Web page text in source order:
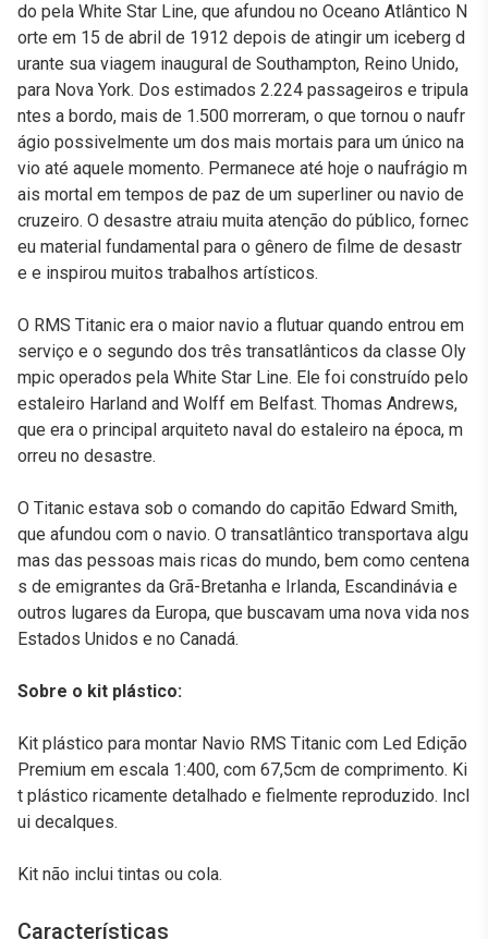
do pela White Star Line, que afundou no Oceano Atlântico N
orte em 15 de abril de 1912 depois de atingir um iceberg d
urante sua viagem inaugural de Southampton, Reino Unido,
para Nova York. Dos estimados 2.224 passageiros e tripula
ntes a bordo, mais de 1.500 morreram, o que tornou o naufr
ágio possivelmente um dos mais mortais para um único na
vio até aquele momento. Permanece até hoje o naufrágio m
ais mortal em tempos de paz de um superliner ou navio de
cruzeiro. O desastre atraiu muita atenção do público, fornec
eu material fundamental para o gênero de filme de desastr
e e inspirou muitos trabalhos artísticos.
O RMS Titanic era o maior navio a flutuar quando entrou em
serviço e o segundo dos três transatlânticos da classe Oly
mpic operados pela White Star Line. Ele foi construído pelo
estaleiro Harland and Wolff em Belfast. Thomas Andrews,
que era o principal arquiteto naval do estaleiro na época, m
orreu no desastre.
O Titanic estava sob o comando do capitão Edward Smith,
que afundou com o navio. O transatlântico transportava algu
mas das pessoas mais ricas do mundo, bem como centena
s de emigrantes da Grã-Bretanha e Irlanda, Escandinávia e
outros lugares da Europa, que buscavam uma nova vida nos
Estados Unidos e no Canadá.
Sobre o kit plástico:
Kit plástico para montar Navio RMS Titanic com Led Edição
Premium em escala 1:400, com 67,5cm de comprimento. Ki
t plástico ricamente detalhado e fielmente reproduzido. Incl
ui decalques.
Kit não inclui tintas ou cola.
Características